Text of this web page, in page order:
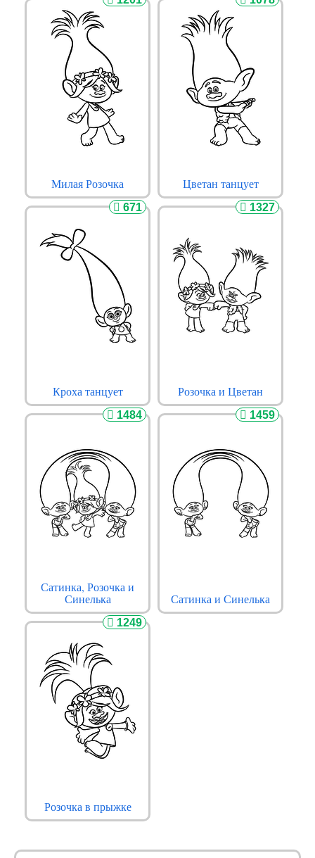
Милая Розочка Цветан танцует
671
Кроха танцует
1327
Розочка и Цветан
1484
Сатинка, Розочка и
Синелька
1459
Сатинка и Синелька
1249
Розочка в прыжке